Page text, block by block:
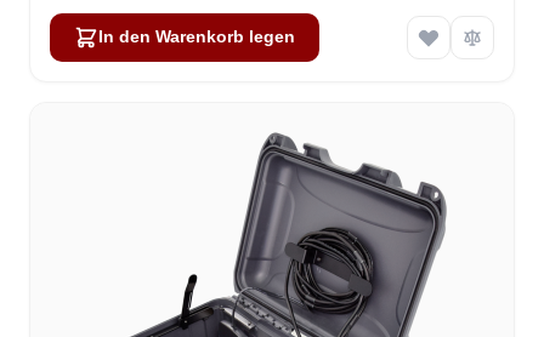
In den Warenkorb legen